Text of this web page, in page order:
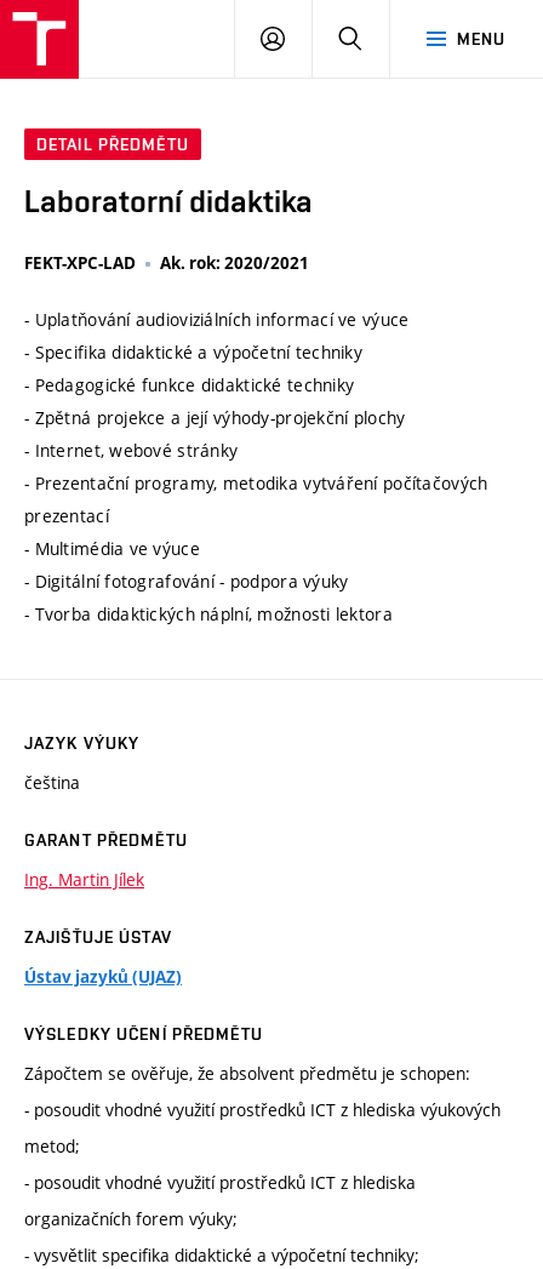
MENU
PŘIHLÁSIT
DETAIL PŘEDMĚTU
Laboratorní didaktika
FEKT-XPC-LAD Ak. rok: 2020/2021
- Uplatňování audioviziálních informací ve výuce
- Specifika didaktické a výpočetní techniky
- Pedagogické funkce didaktické techniky
- Zpětná projekce a její výhody-projekční plochy
- Internet, webové stránky
- Prezentační programy, metodika vytváření počítačových
prezentací
- Multimédia ve výuce
- Digitální fotografování - podpora výuky
- Tvorba didaktických náplní, možnosti lektora
JAZYK VÝUKY
čeština
GARANT PŘEDMĚTU
Ing. Martin Jílek
ZAJIŠŤUJE ÚSTAV
Ústav jazyků (UJAZ)
VÝSLEDKY UČENÍ PŘEDMĚTU
Zápočtem se ověřuje, že absolvent předmětu je schopen:
- posoudit vhodné využití prostředků ICT z hlediska výukových
metod;
- posoudit vhodné využití prostředků ICT z hlediska
organizačních forem výuky;
- vysvětlit specifika didaktické a výpočetní techniky;